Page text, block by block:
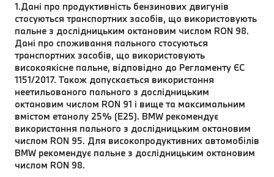
1.Дані про продуктивність бензинових двигунів
стосуються транспортних засобів, що використовують
пальне з дослідницьким октановим числом RON 98.
Дані про споживання пального стосуються
транспортних засобів, що використовують
високоякісне пальне, відповідно до Регламенту ЄС
1151/2017. Також допускається використання
неетильованого пального з дослідницьким
октановим числом RON 91 і вище та максимальним
вмістом етанолу 25% (E25). BMW рекомендує
використання пального з дослідницьким октановим
числом RON 95. Для високопродуктивних автомобілів
BMW рекомендує пальне з дослідницьким октановим
числом RON 98.